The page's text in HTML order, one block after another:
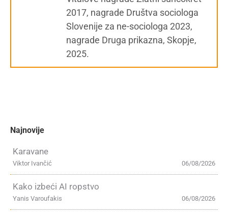
2017, nagrade Društva sociologa
Slovenije za ne-sociologa 2023,
nagrade Druga prikazna, Skopje,
2025.
Najnovije
Karavane
06/08/2026
Viktor Ivančić
Kako izbeći AI ropstvo
06/08/2026
Yanis Varoufakis